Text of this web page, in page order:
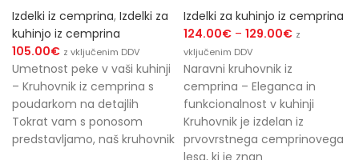
Izdelki iz cemprina, Izdelki za
kuhinjo iz cemprina
105.00€ z vključenim DDV
Umetnost peke v vaši kuhinji
– Kruhovnik iz cemprina s
poudarkom na detajlih
Tokrat vam s ponosom
predstavljamo, naš kruhovnik
Izdelki za kuhinjo iz cemprina
124.00€ – 129.00€ z
vključenim DDV
Naravni kruhovnik iz
cemprina – Eleganca in
funkcionalnost v kuhinji
Kruhovnik je izdelan iz
prvovrstnega cemprinovega